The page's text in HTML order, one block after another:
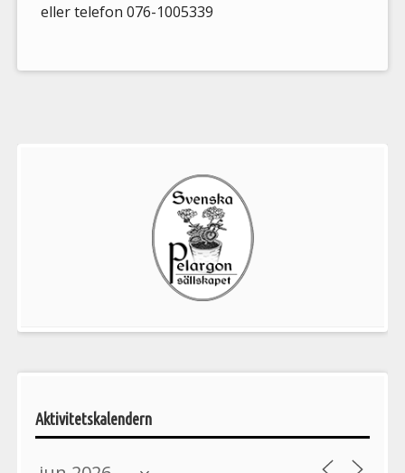
eller telefon 076-1005339
Pelargonsällskapets
Aktivitetskalendern